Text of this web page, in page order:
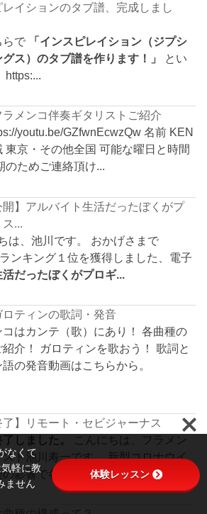
レイションのタブ譜、完成しまし
らで
「インスピレイション（ジプシ
ス）のタブ譜を作ります！」
とい
https:...
メンコ伴奏ギタリストご紹介
youtu.be/GZfwnEcwzQw 名前 KEN
東京・その他全国 可能な曜日と時間
のためご連絡頂け...
開】アルバイト生活だったぼくがプ
ス...
は、池川です。 おかげさまで
ンキング１位を獲得しました、電子
活だったぼくがプロギ...
ロティンの歌詞・発音
コはカンテ（歌）にあり！ 各曲種の
介！ ガロティンを歌おう！ 歌詞と
の発音動画はこちらから。
了】リモート・セビジャーナス
しました。
こんにちは、フラメン
スト池川寿一です。 新型コロナウイ
の影響で各地に甚大な影響...
なくて
軽に教
ません
体験レッスン